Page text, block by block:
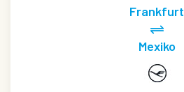
Frankfurt
Mexiko